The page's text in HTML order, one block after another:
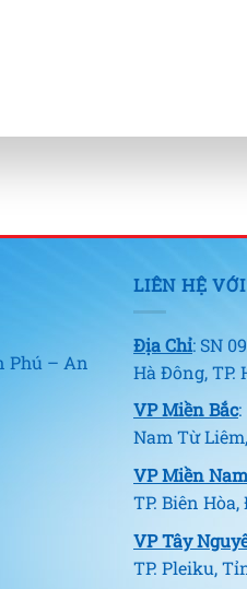
Phú – An
LIÊN HỆ
Địa Chỉ: SN
Hà Đông, TP.
VP Miền Bắc:
Nam Từ
VP Miền Nam
TP. Biên
VP Tây
TP. Pleiku,